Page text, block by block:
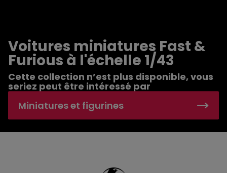
Voitures miniatures Fast &
Furious à l'échelle 1/43
Cette collection n’est plus disponible, vous
seriez peut être intéressé par
Voitures miniatures Fast & Furious à
Miniatures et figurines